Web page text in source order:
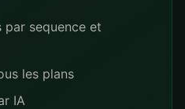
sequence et
les plans
IA